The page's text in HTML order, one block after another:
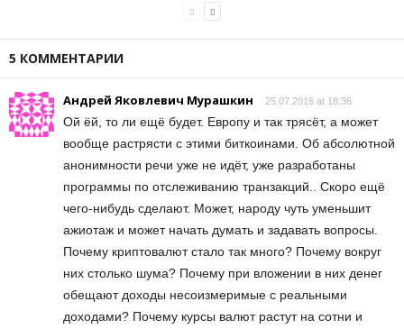
5 КОММЕНТАРИИ
Андрей Яковлевич Мурашкин 25.07.2016 at 18:36
Ой ёй, то ли ещё будет. Европу и так трясёт, а может
вообще растрясти с этими биткоинами. Об абсолютной
анонимности речи уже не идёт, уже разработаны
программы по отслеживанию транзакций.. Скоро ещё
чего-нибудь сделают. Может, народу чуть уменьшит
ажиотаж и может начать думать и задавать вопросы.
Почему криптовалют стало так много? Почему вокруг
них столько шума? Почему при вложении в них денег
обещают доходы несоизмеримые с реальными
доходами? Почему курсы валют растут на сотни и